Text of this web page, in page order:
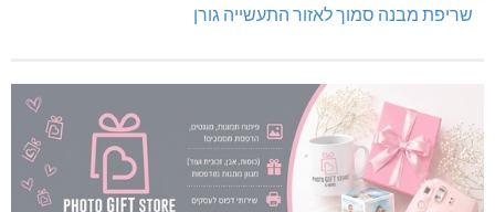
שריפת מבנה סמוך לאזור התעשייה גורן